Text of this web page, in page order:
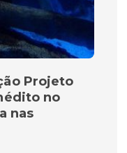
Projeto
no
nas